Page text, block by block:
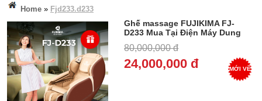
DANH
MỤC
SẢN
PHẨM
Home » Fjd233.d233
Ghế massage FUJIKIMA FJ-
D233 Mua Tại Điện Máy Dung
80,000,000 đ
24,000,000 đ MỚI VỀ